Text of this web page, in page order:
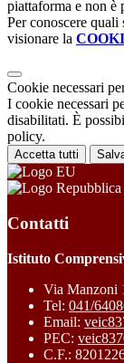
piattaforma e non è
Per conoscere
visionare la
Cookie necessari
I cookie necessari
disabilitati. È
policy.
Accetta tutti
Contatti
Istituto
Via Manzoni
Tel: 041/
Email:
PEC:
C.F.: